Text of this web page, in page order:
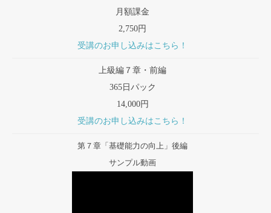
月額課金
2,750円
受講のお申し込みはこちら！
上級編７章・前編
365日パック
14,000円
受講のお申し込みはこちら！
第７章「基礎能力の向上」後編
サンプル動画